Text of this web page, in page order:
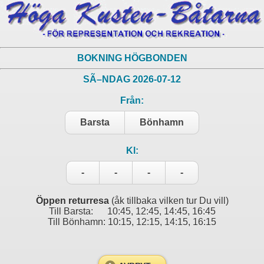
BOKNING HÖGBONDEN
SÃ–NDAG 2026-07-12
Från:
Barsta Bönhamn
Kl:
- - - -
Öppen returresa(åk tillbaka vilken tur Du vill)
Till Barsta: 10:45, 12:45, 14:45, 16:45
Till Bönhamn: 10:15, 12:15, 14:15, 16:15